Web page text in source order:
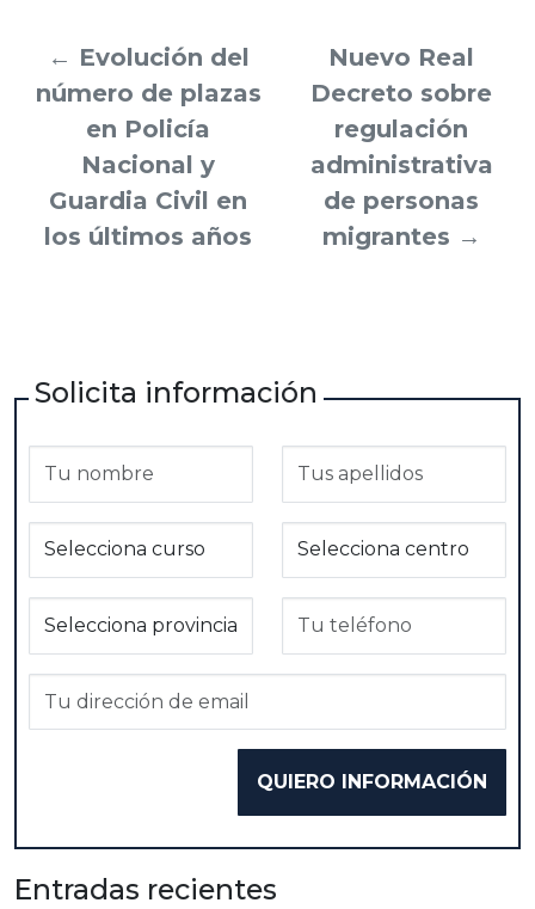
← Evolución del
número de plazas
en Policía
Nacional y
Guardia Civil en
los últimos años
Nuevo Real
Decreto sobre
regulación
administrativa
de personas
migrantes →
Solicita información
Entradas recientes